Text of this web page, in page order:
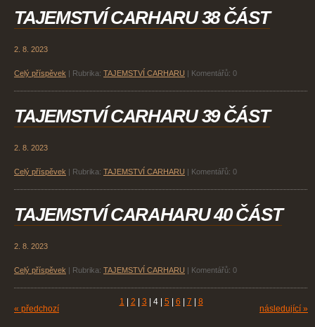
TAJEMSTVÍ CARHARU 38 ČÁST
2. 8. 2023
Celý příspěvek Rubrika: TAJEMSTVÍ CARHARU Komentářů: 0
TAJEMSTVÍ CARHARU 39 ČÁST
2. 8. 2023
Celý příspěvek Rubrika: TAJEMSTVÍ CARHARU Komentářů: 0
TAJEMSTVÍ CARAHARU 40 ČÁST
2. 8. 2023
Celý příspěvek Rubrika: TAJEMSTVÍ CARHARU Komentářů: 0
« předchozí
1 2 3 4 5 6 7 8
následující »